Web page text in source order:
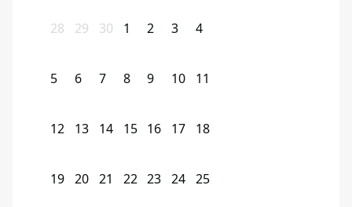
28 29 30 1 2 3 4
5 6 7 8 9 10 11
12 13 14 15 16 17 18
19 20 21 22 23 24 25